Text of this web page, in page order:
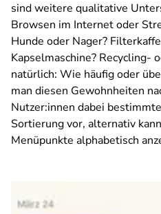
sind weitere qualitative
Browsen im Internet oder
Hunde oder Nager?
Kapselmaschine? Recycling-
natürlich: Wie häufig oder
man diesen Gewohnheiten
Nutzer:innen dabei
Sortierung vor, alternativ
Menüpunkte alphabetisch